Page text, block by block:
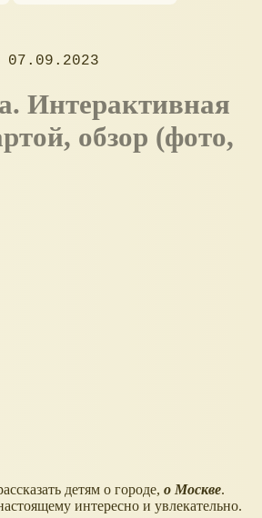
07.09.2023
обзор (фото,
детям о городе, о Москве.
интересно и увлекательно.